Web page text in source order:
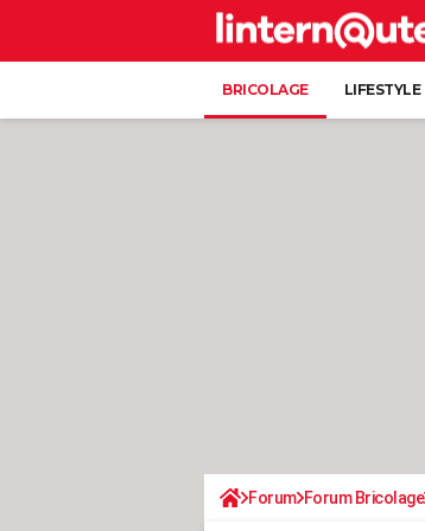
BRICOLAGE LIFESTYLE
Forum Forum Bricolage